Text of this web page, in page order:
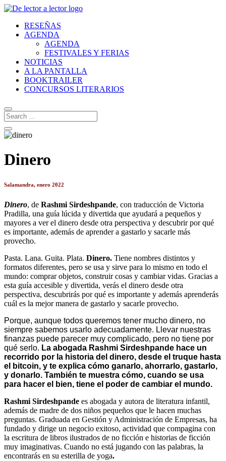
RESEÑAS
AGENDA
AGENDA
FESTIVALES Y FERIAS
NOTICIAS
A LA PANTALLA
BOOKTRAILER
CONCURSOS LITERARIOS
Dinero
Salamandra, enero 2022
Dinero, de Rashmi Sirdeshpande, con traducción de Victoria
Pradilla, una guía lúcida y divertida que ayudará a pequeños y
mayores a ver el dinero desde otra perspectiva y descubrir por qué
es importante, además de aprender a gastarlo y sacarle más
provecho.
Pasta. Lana. Guita. Plata. Dinero. Tiene nombres distintos y
formatos diferentes, pero se usa y sirve para lo mismo en todo el
mundo: comprar objetos, construir cosas y cambiar vidas. Gracias a
esta guía accesible y divertida, verás el dinero desde otra
perspectiva, descubrirás por qué es importante y además aprenderás
cuál es la mejor manera de gastarlo y sacarle provecho.
Porque, aunque todos queremos tener mucho dinero, no
siempre sabemos usarlo adecuadamente. Llevar nuestras
finanzas puede parecer muy complicado, pero no tiene por
qué serlo. La abogada Rashmi Sirdeshpande hace un
recorrido por la historia del dinero, desde el truque hasta
el bitcoin, y te explica cómo ganarlo, ahorrarlo, gastarlo,
y donarlo. También te muestra cómo, cuando se usa
para hacer el bien, tiene el poder de cambiar el mundo.
Rashmi Sirdeshpande es abogada y autora de literatura infantil,
además de madre de dos niños pequeños que le hacen muchas
preguntas. Graduada en Gestión y Administración de Empresas, ha
fundado y dirige un negocio exitoso, actividad que compagina con
la escritura de libros ilustrados de no ficción e historias de ficción
muy imaginativas. Cuando no está jugando con las palabras, la
encontrarás en su esterilla de yoga.